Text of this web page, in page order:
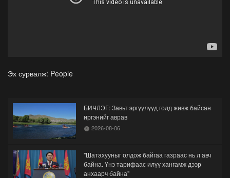
Эх сурвалж: People
БИЧЛЭГ: Завьт эргүүлүүд голд живж байсан
иргэнийг аврав
2026-08-06
"Шатахууныг олдож байгаа газраас нь л авч
байна. Үнэ тарифаас илүү хангамж дээр
анхаарч байна"